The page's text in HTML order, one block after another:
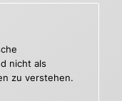
nicht als
zu verstehen.